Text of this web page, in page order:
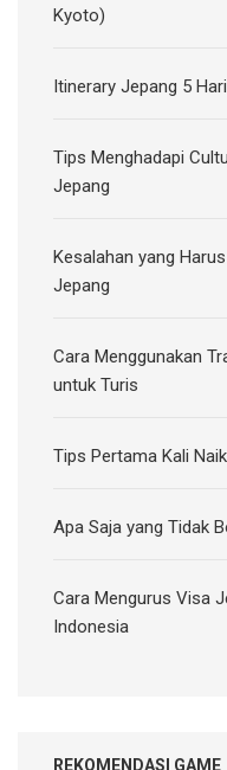
Kyoto)
Itinerary Jepang 5
Tips Menghadapi
Jepang
Kesalahan yang
Jepang
Cara Menggunakan
untuk Turis
Tips Pertama Kali
Apa Saja yang Tidak
Cara Mengurus Visa
Indonesia
REKOMENDASI GAME